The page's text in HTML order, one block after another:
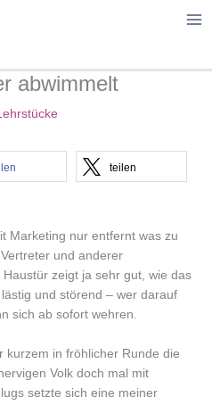
abwimmelt
teilen
Marketing nur entfernt was zu
und anderer
zeigt ja sehr gut, wie das
und störend – wer darauf
sich ab sofort wehren.
kurzem in fröhlicher Runde die
Volk doch mal mit
setzte sich eine meiner